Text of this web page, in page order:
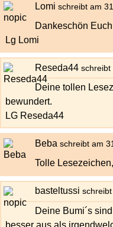
Lomi schreibt am
Dankeschön
Lg Lomi
Reseda44 schreibt
Deine tollen
bewundert.
LG Reseda44
Beba schreibt am
Tolle
basteltussi
Deine Bumi´s
besser aus als